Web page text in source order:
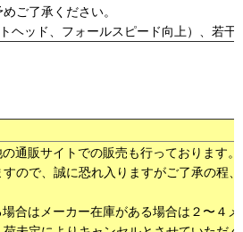
ご了承ください。
ヘッド、フォールスピード向上）、若
通販サイトでの販売も行っております
ので、誠に恐れ入りますがご了承の程
合はメーカー在庫がある場合は２〜４